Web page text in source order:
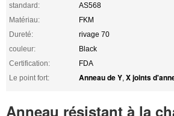
standard:
AS568
Matériau:
FKM
Dureté:
rivage 70
couleur:
Black
Certification:
FDA
Le point fort:
Anneau de Y, X joints
Anneau résistant à la